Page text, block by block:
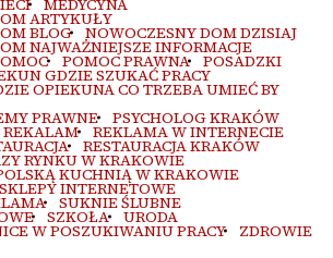
MEDYCYNA
ARTYKUŁY
BLOG NOWOCZESNY DOM DZISIAJ
NAJWAŻNIEJSZE INFORMACJE
POMOC PRAWNA POSADZKI
GDZIE SZUKAĆ PRACY
OPIEKUNA CO TRZEBA UMIEĆ BY
PRAWNE PSYCHOLOG KRAKÓW
REKALAM REKLAMA W INTERNECIE
RESTAURACJA KRAKÓW
RYNKU W KRAKOWIE
KUCHNIĄ W KRAKOWIE
SKLEPY INTERNETOWE
SUKNIE ŚLUBNE
SZKOŁA URODA
W POSZUKIWANIU PRACY ZDROWIE